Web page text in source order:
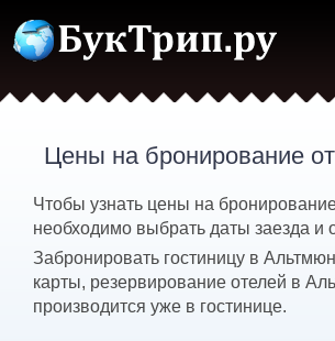
Цены на бронирование
Чтобы узнать цены на
необходимо выбрать даты заезда и
Забронировать гостиницу в
карты, резервирование отелей в
производится уже в гостинице.